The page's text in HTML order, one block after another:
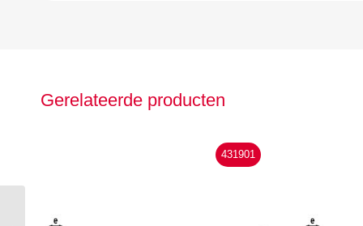
Gerelateerde producten
431901